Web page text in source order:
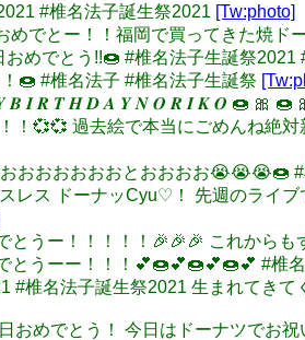
#椎名法子誕生祭2021 [Tw:photo]
でとー！！福岡で買ってきた焼ド
めでとう!!🍩 #椎名法子生誕祭
🍩 #椎名法子 #椎名法子生誕祭
𝑩 𝑰 𝑹 𝑻 𝑯 𝑫 𝑨 𝒀 𝑵 𝑶 𝑹 𝑰 𝑲 𝑶 🍩 🎀 🍩
！💞💞 過去絵で本当にごめんね絶
おおおおおおとおおおお😭😭😭🍩
レス ドーナッCyu♡！ 先週のライ
とうー！！！！！🎉🎉🎉 これから
とうーー！！！💕🍩💕🍩💕🍩💕 #椎
#椎名法子誕生祭2021 生まれてき
おめでとう！ 今日はドーナツでお